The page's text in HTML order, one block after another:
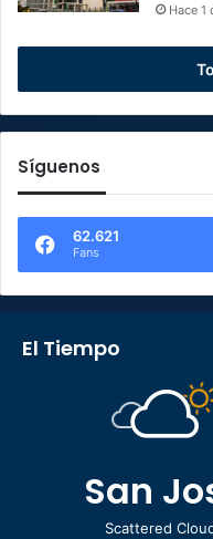
Hace 1
Síguenos
62.621
Fans
El Tiempo
San
Scattered